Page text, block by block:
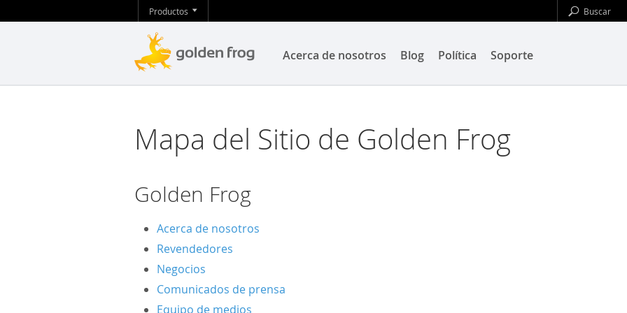
Productos
Acerca de nosotros Blog Política Soporte
Mapa del Sitio de Golden Frog
Golden Frog
Acerca de nosotros
Revendedores
Negocios
Comunicados de prensa
Equipo de medios